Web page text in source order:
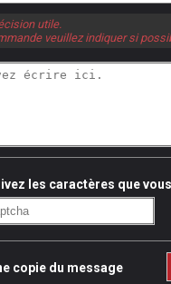
utile.
veuillez indiquer si
les caractères que
copie du message